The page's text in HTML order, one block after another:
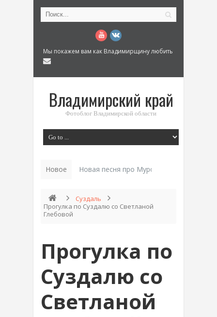
Мы покажем вам как Владимирщину любить
Владимирский край
Фотоблог Владимирской области
Новое История «Дома Куренкова» в Коврове
Суздаль
Прогулка по Суздалю со Светланой
Глебовой
Прогулка по
Суздалю со
Светланой